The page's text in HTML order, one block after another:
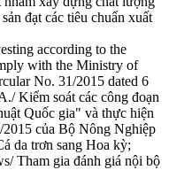
đạt các tiêu chuẩn xuất
according to the
with the Ministry of
No. 31/2015 dated 6
Kiểm soát các công đoạn
Quốc gia" và thực hiện
của Bộ Nông Nghiệp
da trơn sang Hoa kỳ;
Tham gia đánh giá nội bộ